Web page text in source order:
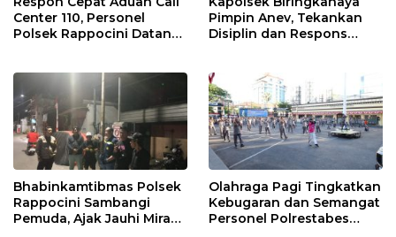
Center 110, Personel
Polsek Rappocini Datangi
Pimpin Anev, Tekankan
Disiplin dan Respons
Bhabinkamtibmas Polsek
Rappocini Sambangi
Pemuda, Ajak Jauhi Miras,
Olahraga Pagi Tingkatkan
Kebugaran dan Semangat
Personel Polrestabes